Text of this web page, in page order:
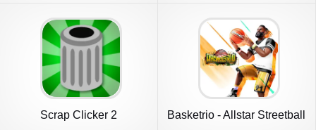
Scrap Clicker 2 Basketrio - Allstar Streetball